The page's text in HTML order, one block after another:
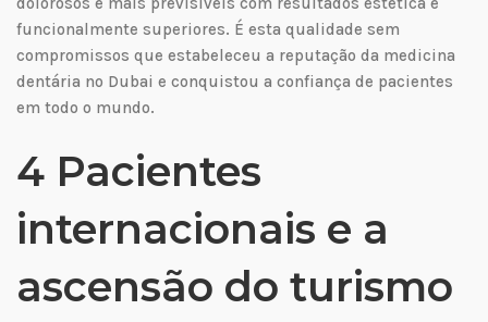
funcionalmente superiores. É esta qualidade sem
compromissos que estabeleceu a reputação da medicina
dentária no Dubai e conquistou a confiança de pacientes
em todo o mundo.
4 Pacientes
internacionais e a
ascensão do turismo